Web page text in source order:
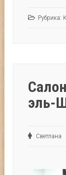
Рубрика:
эль-
Светлана